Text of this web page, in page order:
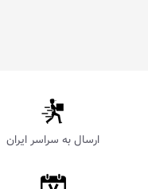
ارسال به سراسر ایران